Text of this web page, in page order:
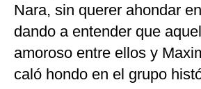
Nara, sin querer ahondar
dando a entender que
amoroso entre ellos y
caló hondo en el grupo